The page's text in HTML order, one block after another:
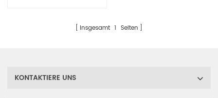
langlebiger, die perfekt für All
Insgesamt 1 Seiten
KONTAKTIERE UNS